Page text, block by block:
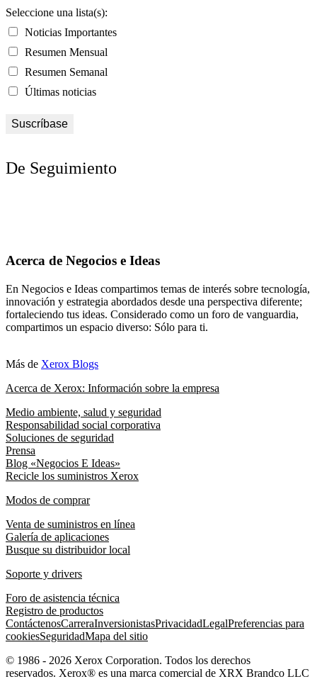
Seleccione una lista(s):
Noticias Importantes
Resumen Mensual
Resumen Semanal
Últimas noticias
De Seguimiento
Acerca de Negocios e Ideas
En Negocios e Ideas compartimos temas de interés sobre tecnología,
innovación y estrategia abordados desde una perspectiva diferente;
fortaleciendo tus ideas. Considerado como un foro de vanguardia,
compartimos un espacio diverso: Sólo para ti.
Más de Xerox Blogs
Acerca de Xerox: Información sobre la empresa
Medio ambiente, salud y seguridad
Responsabilidad social corporativa
Soluciones de seguridad
Prensa
Blog «Negocios E Ideas»
Recicle los suministros Xerox
Modos de comprar
Venta de suministros en línea
Galería de aplicaciones
Busque su distribuidor local
Soporte y drivers
Foro de asistencia técnica
Registro de productos
ContáctenosCarreraInversionistasPrivacidadLegalPreferencias para
cookiesSeguridadMapa del sitio
© 1986 - 2026 Xerox Corporation. Todos los derechos
reservados. Xerox® es una marca comercial de XRX Brandco LLC